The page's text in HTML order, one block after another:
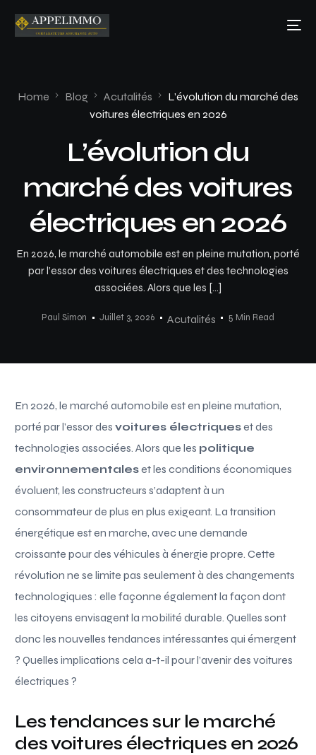
Home Blog Acutalités
L’évolution du marché des
voitures électriques en 2026
L’évolution du
marché des voitures
électriques en 2026
En 2026, le marché automobile est en pleine mutation, porté
par l’essor des voitures électriques et des technologies
associées. Alors que les […]
Paul Simon Juillet 3, 2026 Acutalités 5 Min Read
En 2026, le marché automobile est en pleine mutation,
porté par l’essor desvoitures électriqueset des
technologies associées. Alors que les politique
environnementaleset les conditions économiques
évoluent, les constructeurs s’adaptent à un
consommateur de plus en plus exigeant. La transition
énergétique est en marche, avec une demande
croissante pour des véhicules à énergie propre. Cette
révolution ne se limite pas seulement à des changements
technologiques : elle façonne également la façon dont
les citoyens envisagent la mobilité durable. Quelles sont
donc les nouvelles tendances intéressantes qui émergent
? Quelles implications cela a-t-il pour l’avenir des voitures
électriques ?
Les tendances sur le marché
des voitures électriques en 2026